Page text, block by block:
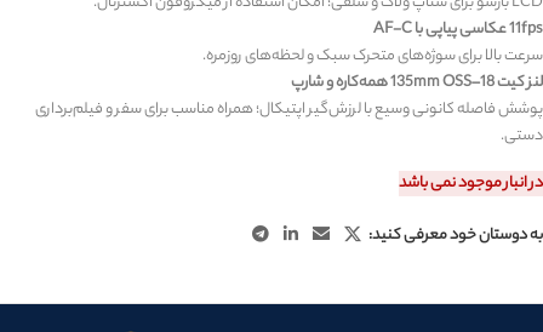
11fps عکاسی پیاپی با AF-C
سرعت بالا برای سوژه‌های متحرک سبک و لحظه‌های روزمره.
لنز کیت 18–135mm OSS همه‌کاره و شارپ
پوشش فاصله کانونی وسیع با لرزش‌گیر اپتیکال؛ همراه مناسب برای سفر و فیلم‌برداری
دستی.
در انبار موجود نمی باشد
به دوستان خود معرفی کنید: